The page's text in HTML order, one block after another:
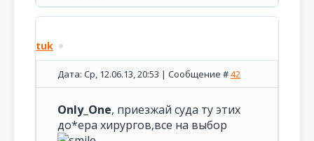
tuk
Дата: Ср, 12.06.13, 20:53 | Сообщение #42
Only_One, приезжай суда ту этих
до*ера хирургов,все на выбор